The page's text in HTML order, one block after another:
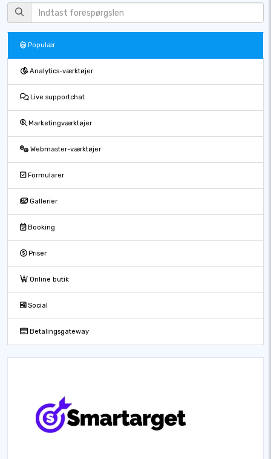
Populær
Analytics-værktøjer
Live supportchat
Marketingværktøjer
Webmaster-værktøjer
Formularer
Gallerier
Booking
Priser
Online butik
Social
Betalingsgateway